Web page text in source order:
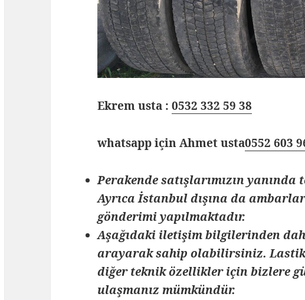
Ekrem usta :0532 332 59 38
whatsapp için Ahmet usta0552 603
Perakende satışlarımızın yanında
Ayrıca İstanbul dışına da
gönderimi yapılmaktadır.
Aşağıdaki iletişim bilgilerinden
arayarak sahip olabilirsiniz.
diğer teknik özellikler için bizlere
ulaşmanız mümkündür.